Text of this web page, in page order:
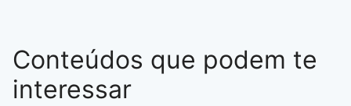
Conteúdos que podem te
interessar